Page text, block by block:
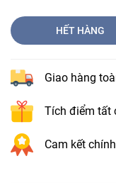
HẾT HÀNG
Giao hàng
Tích điểm tất
Cam kết